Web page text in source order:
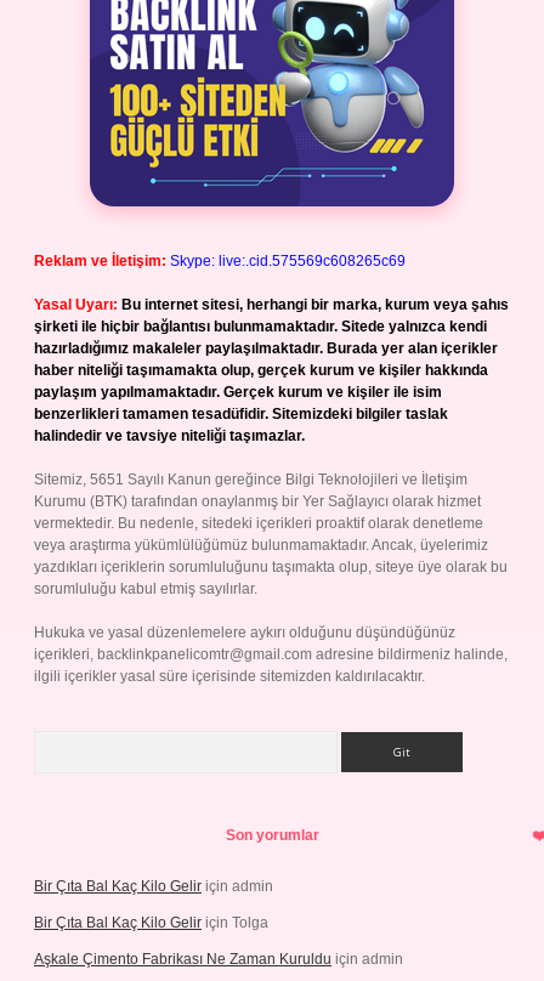
Reklam ve İletişim: Skype: live:.cid.575569c608265c69
Yasal Uyarı: Bu internet sitesi, herhangi bir marka, kurum veya şahıs
şirketi ile hiçbir bağlantısı bulunmamaktadır. Sitede yalnızca kendi
hazırladığımız makaleler paylaşılmaktadır. Burada yer alan içerikler
haber niteliği taşımamakta olup, gerçek kurum ve kişiler hakkında
paylaşım yapılmamaktadır. Gerçek kurum ve kişiler ile isim
benzerlikleri tamamen tesadüfidir. Sitemizdeki bilgiler taslak
halindedir ve tavsiye niteliği taşımazlar.
Sitemiz, 5651 Sayılı Kanun gereğince Bilgi Teknolojileri ve İletişim
Kurumu (BTK) tarafından onaylanmış bir Yer Sağlayıcı olarak hizmet
vermektedir. Bu nedenle, sitedeki içerikleri proaktif olarak denetleme
veya araştırma yükümlülüğümüz bulunmamaktadır. Ancak, üyelerimiz
yazdıkları içeriklerin sorumluluğunu taşımakta olup, siteye üye olarak bu
sorumluluğu kabul etmiş sayılırlar.
Hukuka ve yasal düzenlemelere aykırı olduğunu düşündüğünüz
içerikleri, backlinkpanelicomtr@gmail.com adresine bildirmeniz halinde,
ilgili içerikler yasal süre içerisinde sitemizden kaldırılacaktır.
Son yorumlar
Bir Çıta Bal Kaç Kilo Gelir için admin
Bir Çıta Bal Kaç Kilo Gelir için Tolga
Aşkale Çimento Fabrikası Ne Zaman Kuruldu için admin